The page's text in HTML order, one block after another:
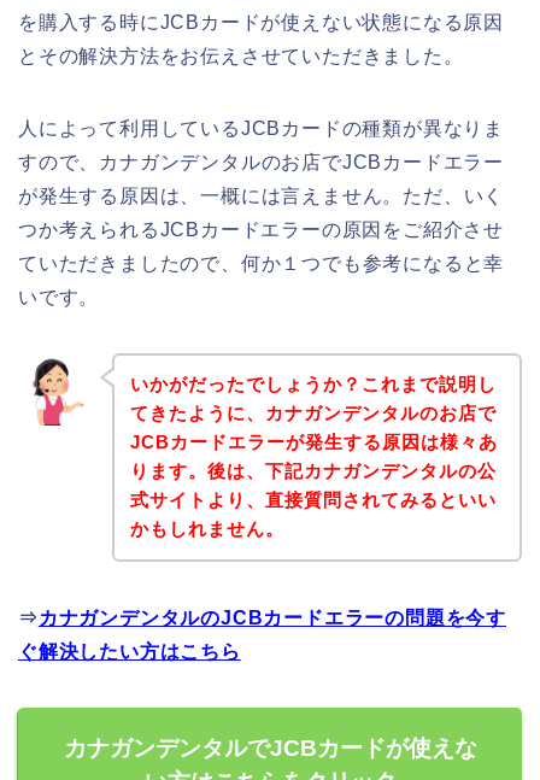
を購入する時にJCBカードが使えない状態になる原因
とその解決方法をお伝えさせていただきました。
人によって利用しているJCBカードの種類が異なりま
すので、カナガンデンタルのお店でJCBカードエラー
が発生する原因は、一概には言えません。ただ、いく
つか考えられるJCBカードエラーの原因をご紹介させ
ていただきましたので、何か１つでも参考になると幸
いです。
いかがだったでしょうか？これまで説明し
てきたように、カナガンデンタルのお店で
JCBカードエラーが発生する原因は様々あ
ります。後は、下記カナガンデンタルの公
式サイトより、直接質問されてみるといい
かもしれません。
⇒ カナガンデンタルのJCBカードエラーの問題を今す
ぐ解決したい方はこちら
カナガンデンタルでJCBカードが使えな